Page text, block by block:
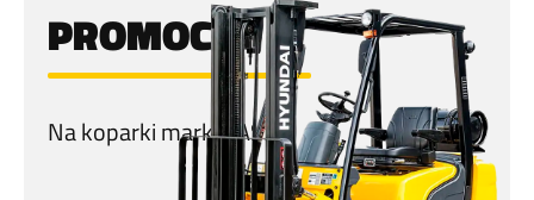
PROMOCJA
Na koparki marki CASE!